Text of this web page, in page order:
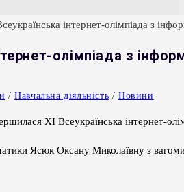
close
search олімпіада з
/ Навчальна діяльність / Новини
ХІ Всеукраїнська інтернет-
Ясюк Оксану Миколаївну з